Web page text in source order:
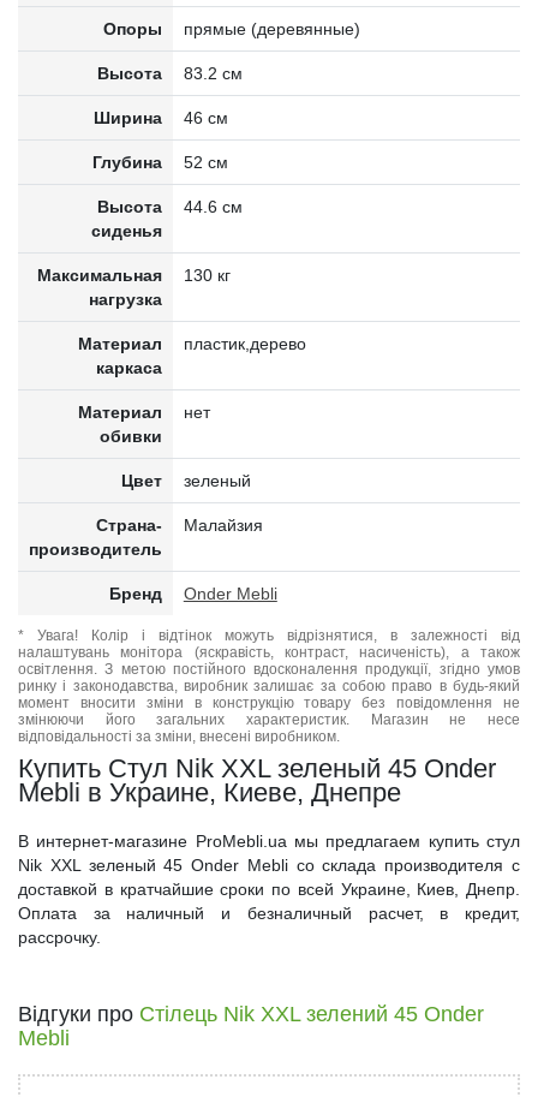
Опоры прямые (деревянные)
Высота 83.2 см
Ширина 46 см
Глубина 52 см
Высота
сиденья
44.6 см
Максимальная
нагрузка
130 кг
Материал
каркаса
пластик,дерево
Материал
обивки
нет
Цвет зеленый
Страна-
производитель
Малайзия
Бренд Onder Mebli
* Увага! Колір і відтінок можуть відрізнятися, в залежності від
налаштувань монітора (яскравість, контраст, насиченість), а також
освітлення. З метою постійного вдосконалення продукції, згідно умов
ринку і законодавства, виробник залишає за собою право в будь-який
момент вносити зміни в конструкцію товару без повідомлення не
змінюючи його загальних характеристик. Магазин не несе
відповідальності за зміни, внесені виробником.
Купить Стул Nik XXL зеленый 45 Onder
Mebli в Украине, Киеве, Днепре
В интернет-магазине ProMebli.ua мы предлагаем купить стул
Nik XXL зеленый 45 Onder Mebli со склада производителя с
доставкой в кратчайшие сроки по всей Украине, Киев, Днепр.
Оплата за наличный и безналичный расчет, в кредит,
рассрочку.
Відгуки про Стілець Nik XXL зелений 45 Onder
Mebli